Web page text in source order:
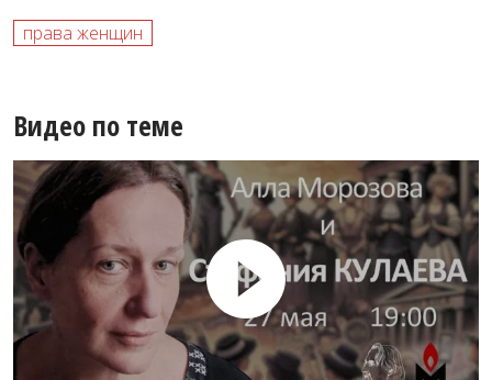
права женщин
Видео по теме